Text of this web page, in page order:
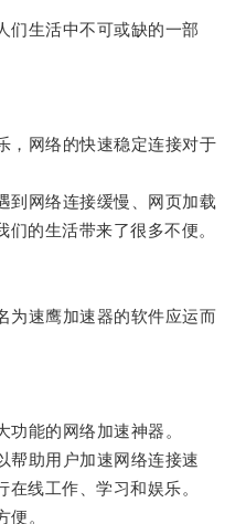
生活中不可或缺的一部
网络的快速稳定连接对于
网络连接缓慢、网页加载
的生活带来了很多不便。
速鹰加速器的软件应运而
能的网络加速神器。
助用户加速网络连接速
线工作、学习和娱乐。
。